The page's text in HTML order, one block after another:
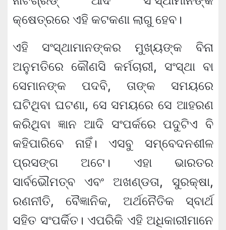
କ୍ଷେତ୍ରରେ ଏହି କଟକଣା ଲାଗୁ ହେବ।
ଏହି ସଂସ୍ଥାମାନଙ୍କର ମୁଖ୍ୟଙ୍କ ବିନା
ଅନୁମତିରେ କୌଣସି କର୍ମଚାରୀ, ସଂସ୍ଥା ବା
ସେମାନଙ୍କ ପଦବି, ତାଙ୍କ ସମୟରେ
ଘଟିଥିବା ଘଟଣା, ସେ ସମୟରେ ସେ ଆହରଣ
କରିଥିବା ଜ୍ଞାନ ଆଦି ସଂପର୍କରେ ପଦୁଟିଏ ବି
କହିପାରିବେ ନାହିଁ। ଏସବୁ ସମ୍ବେଦନଶୀଳ
ପ୍ରସଙ୍ଗ ଅଟେ। ଏହା ଭାରତର
ସାର୍ବଭୌମତ୍ବ ଏବଂ ଅଖଣ୍ଡତା, ସୁରକ୍ଷା,
ରଣନୀତି, ବୈଜ୍ଞାନିକ, ଅର୍ଥନୈତିକ ସ୍ବାର୍ଥ
ସହିତ ସଂପର୍କିତ। ଏପରିକି ଏହି ଅଧିକାରୀମାନେ